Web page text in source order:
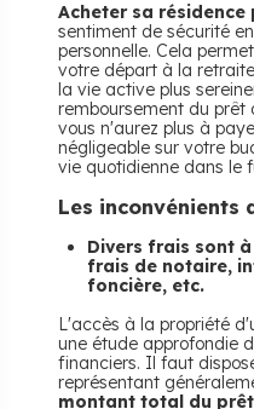
Acheter sa résidence
sentiment de sécurité
personnelle. Cela
votre départ à la
la vie active plus
remboursement du prêt
vous n'aurez plus à
négligeable sur votre
vie quotidienne dans le
Les inconvénients
Divers frais sont
frais de notaire,
foncière, etc.
L'accès à la propriété
une étude approfondie
financiers. Il faut
représentant
montant total du prêt